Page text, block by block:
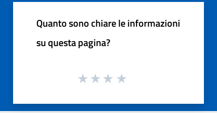
Quanto sono chiare le informazioni
su questa pagina?